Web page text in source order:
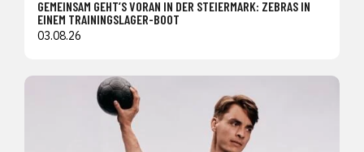
GEMEINSAM GEHT’S VORAN IN DER STEIERMARK: ZEBRAS IN
EINEM TRAININGSLAGER-BOOT
03.08.26